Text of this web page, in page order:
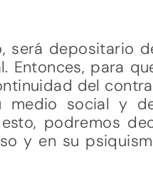
será depositario
Entonces, para
del
medio social y
podremos
y en su